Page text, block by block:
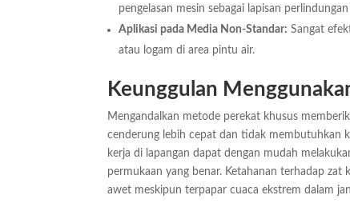
pengelasan mesin sebagai lapisan
Aplikasi pada Media Non-Standar: Sangat
atau logam di area pintu air.
Keunggulan
Mengandalkan metode perekat khusus
cenderung lebih cepat dan tidak membutuhkan
kerja di lapangan dapat dengan mudah
permukaan yang benar. Ketahanan terhadap zat
awet meskipun terpapar cuaca ekstrem dalam